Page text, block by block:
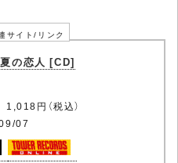
サイト/リンク
の恋人 [CD]
円（税込）
07